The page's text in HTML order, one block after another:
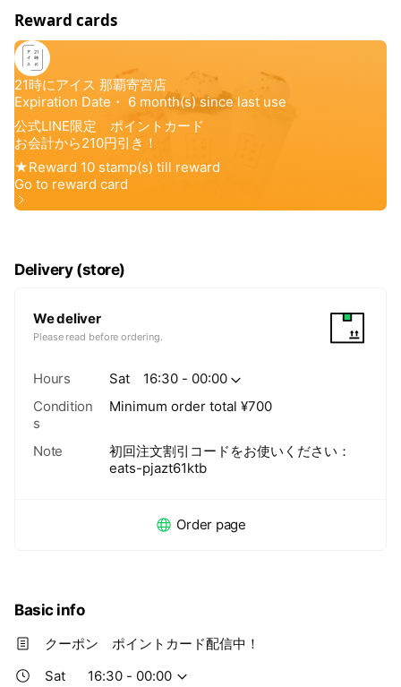
Reward cards
Delivery (store)
We deliver
Please read before ordering.
Hours Sat
16:30 - 00:00
Condition
s
Minimum order total ¥700
Note
初回注文割引コードをお使いください：
eats-pjazt61ktb
Order page
Basic info
クーポン ポイントカード配信中！
Sat
16:30 - 00:00